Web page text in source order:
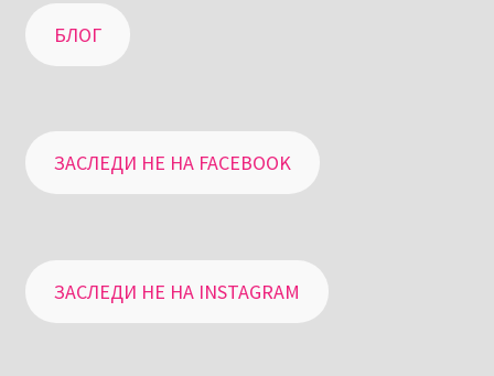
БЛОГ
ЗАСЛЕДИ НЕ НА FACEBOOK
ЗАСЛЕДИ НЕ НА INSTAGRAM